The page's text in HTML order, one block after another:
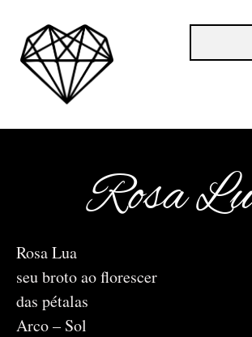
Rosa
Rosa Lua
seu broto ao florescer
das pétalas
Arco – Sol